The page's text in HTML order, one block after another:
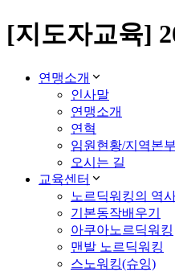
[지도자교육]
연맹소개
인사말
연맹소개
연혁
임원현황/지역본
오시는 길
교육센터
노르딕워킹의 역
기본동작배우기
아쿠아노르딕워킹
맨발 노르딕워킹
스노워킹(슈잉)